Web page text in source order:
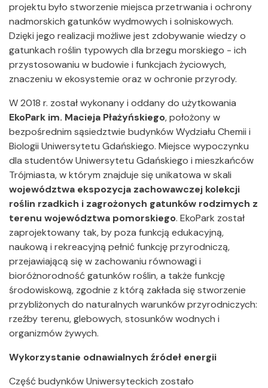
projektu było stworzenie miejsca przetrwania i ochrony
nadmorskich gatunków wydmowych i solniskowych.
Dzięki jego realizacji możliwe jest zdobywanie wiedzy o
gatunkach roślin typowych dla brzegu morskiego - ich
przystosowaniu w budowie i funkcjach życiowych,
znaczeniu w ekosystemie oraz w ochronie przyrody.
W 2018 r. został wykonany i oddany do użytkowania
EkoPark im. Macieja Płażyńskiego, położony w
bezpośrednim sąsiedztwie budynków Wydziału Chemii i
Biologii Uniwersytetu Gdańskiego. Miejsce wypoczynku
dla studentów Uniwersytetu Gdańskiego i mieszkańców
Trójmiasta, w którym znajduje się unikatowa w skali
województwa ekspozycja zachowawczej kolekcji
roślin rzadkich i zagrożonych gatunków rodzimych z
terenu województwa pomorskiego. EkoPark został
zaprojektowany tak, by poza funkcją edukacyjną,
naukową i rekreacyjną pełnić funkcję przyrodniczą,
przejawiającą się w zachowaniu równowagi i
bioróżnorodność gatunków roślin, a także funkcję
środowiskową, zgodnie z którą zakłada się stworzenie
przybliżonych do naturalnych warunków przyrodniczych:
rzeźby terenu, glebowych, stosunków wodnych i
organizmów żywych.
Wykorzystanie odnawialnych źródeł energii
Część budynków Uniwersyteckich zostało